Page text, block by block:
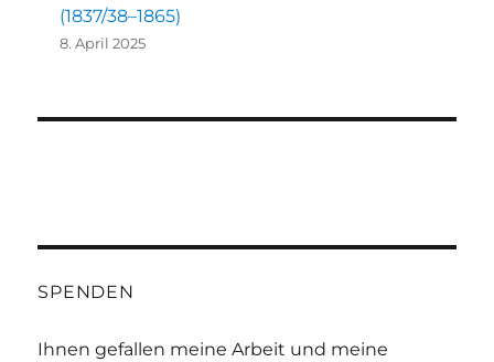
(1837/38–1865)
8. April 2025
SPENDEN
Ihnen gefallen meine Arbeit und meine